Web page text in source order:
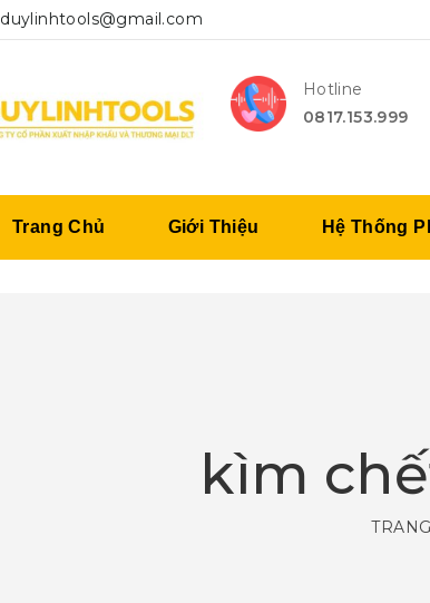
duylinhtools@gmail.com
Hotline
0817.153.999
Trang Chủ Giới Thiệu Hệ Thống
kìm